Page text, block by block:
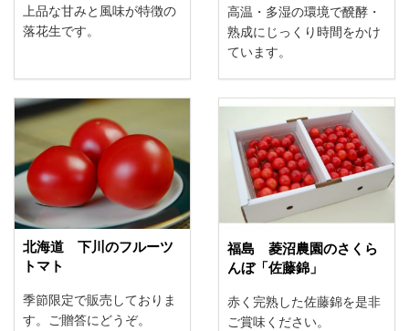
上品な甘みと風味が特徴の
落花生です。
高温・多湿の環境で醗酵・
熟成にじっくり時間をかけ
ています。
北海道 下川のフルーツ
トマト
季節限定で販売しておりま
す。ご贈答にどうぞ。
福島 菱沼農園のさくら
んぼ「佐藤錦」
赤く完熟した佐藤錦を是非
ご賞味ください。